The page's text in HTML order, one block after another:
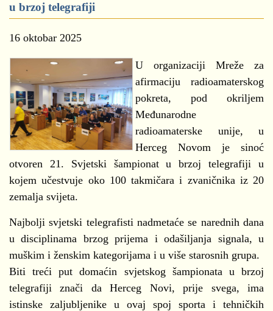
u brzoj telegrafiji
16 oktobar 2025
U organizaciji Mreže za
afirmaciju radioamaterskog
pokreta, pod okriljem
Međunarodne
radioamaterske unije, u
Herceg Novom je sinoć
otvoren 21. Svjetski šampionat u brzoj telegrafiji u
kojem učestvuje oko 100 takmičara i zvaničnika iz 20
zemalja svijeta.
Najbolji svjetski telegrafisti nadmetaće se narednih dana
u disciplinama brzog prijema i odašiljanja signala, u
muškim i ženskim kategorijama i u više starosnih grupa.
Biti treći put domaćin svjetskog šampionata u brzoj
telegrafiji znači da Herceg Novi, prije svega, ima
istinske zaljubljenike u ovaj spoj sporta i tehničkih